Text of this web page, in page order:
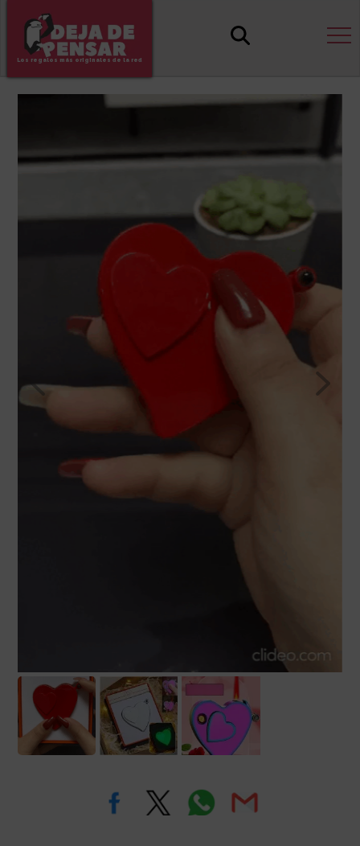
Los regalos más originales de la red